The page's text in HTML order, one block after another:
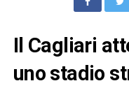
Il Cagliari
uno stadio